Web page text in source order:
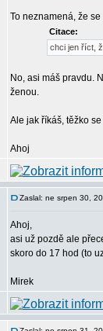
To neznamená, že
Citace:
chci jen říct,
No, asi máš pravdu.
ženou.
Ale jak říkáš, těžko
Ahoj
Zaslal: ne srpen 30,
Ahoj,
asi už pozdě ale
skoro do 17 hod (to
Mirek